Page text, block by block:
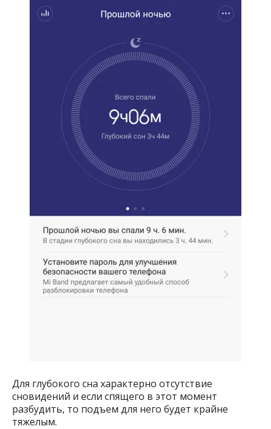
Для глубокого сна характерно отсутствие
сновидений и если спящего в этот момент
разбудить, то подъем для него будет крайне
тяжелым.